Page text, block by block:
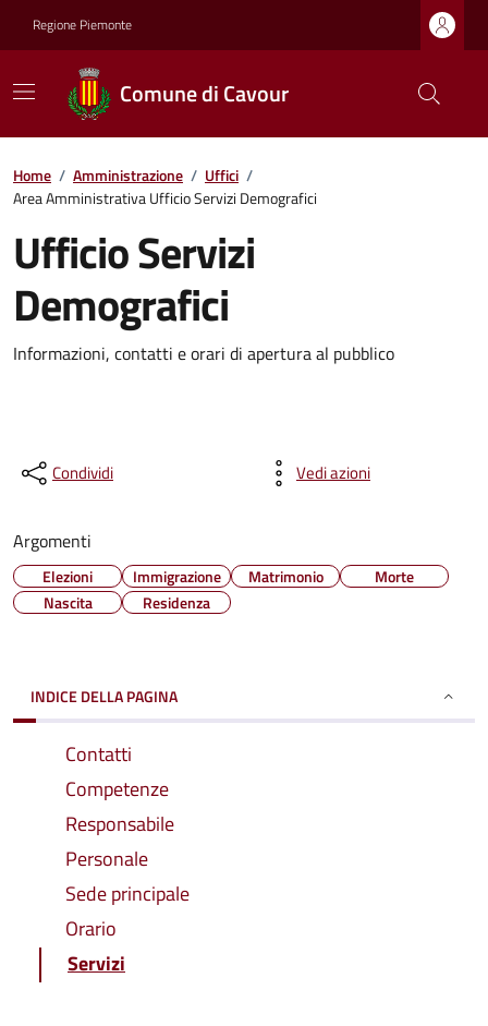
Regione Piemonte
Comune di Cavour
Home / Amministrazione / Uffici /
Area Amministrativa Ufficio Servizi Demografici
Ufficio Servizi
Demografici
Informazioni, contatti e orari di apertura al pubblico
Condividi Vedi azioni
Argomenti
Elezioni Immigrazione Matrimonio
Morte
Nascita
Residenza
INDICE DELLA PAGINA
Contatti
Competenze
Responsabile
Personale
Sede principale
Orario
Servizi